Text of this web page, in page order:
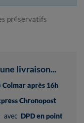
préservatifs
livraison...
après 16h
Chronopost
avec DPD en point